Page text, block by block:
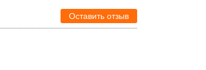
Оставить отзыв